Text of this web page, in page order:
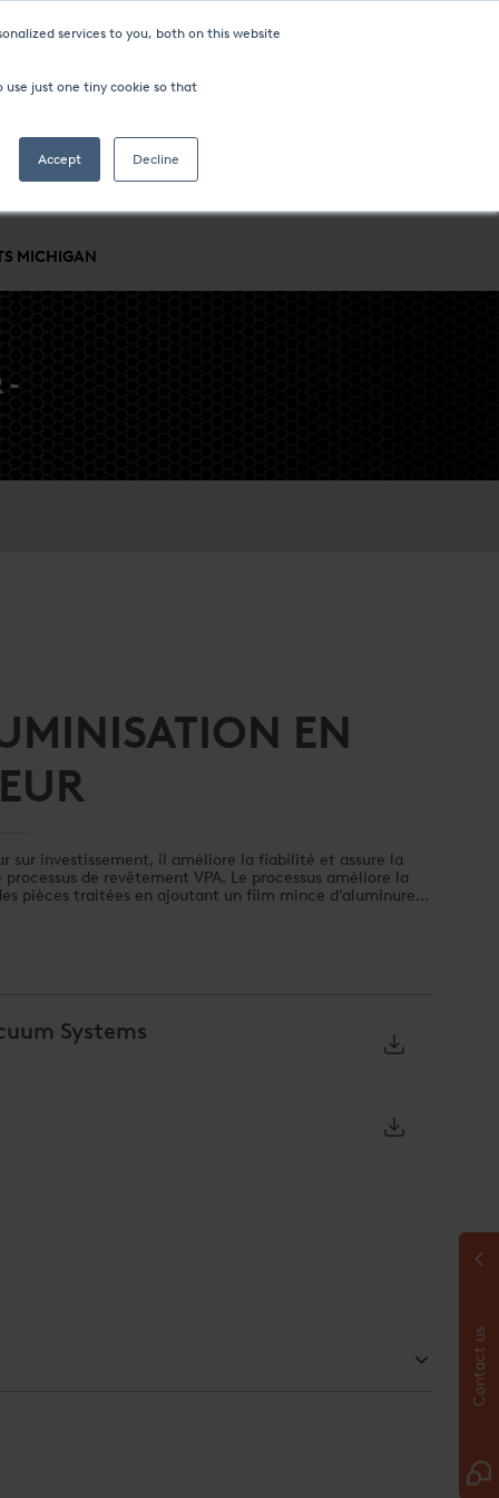
services to you, both on this website
just one tiny cookie so that
Accept Decline
MICHIGAN
-
EN
sur investissement, il améliore la fiabilité et assure la
de revêtement VPA. Le processus améliore la
pièces traitées en ajoutant un film mince d’aluminure
Systems
Contact us